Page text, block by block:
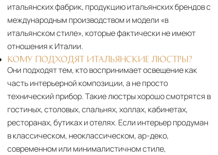
итальянских фабрик, продукцию итальянских брендов с
международным производством и модели «в
итальянском стиле», которые фактически не имеют
отношения к Италии.
КОМУ ПОДХОДЯТ ИТАЛЬЯНСКИЕ ЛЮСТРЫ?
Они подходят тем, кто воспринимает освещение как
часть интерьерной композиции, а не просто
технический прибор. Такие люстры хорошо смотрятся в
гостиных, столовых, спальнях, холлах, кабинетах,
ресторанах, бутиках и отелях. Если интерьер продуман
в классическом, неоклассическом, ар-деко,
современном или минималистичном стиле,